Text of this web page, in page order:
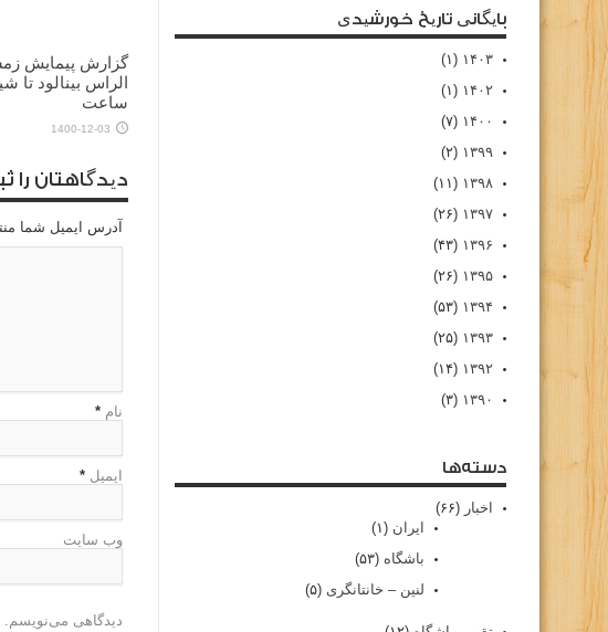
گزارش پیمایش
ساعت
1400-12-03
دیدگاهتان را
آدرس ایمیل شما
نام *
ایمیل *
وب سایت
دیدگاهی می‌نویسم.
بایگانی تاریخ خورشیدی
۱۴۰۳ (۱)
۱۴۰۲ (۱)
۱۴۰۰ (۷)
۱۳۹۹ (۲)
۱۳۹۸ (۱۱)
۱۳۹۷ (۲۶)
۱۳۹۶ (۴۳)
۱۳۹۵ (۲۶)
۱۳۹۴ (۵۳)
۱۳۹۳ (۲۵)
۱۳۹۲ (۱۴)
۱۳۹۰ (۳)
دسته‌ها
اخبار (۶۶)
ایران (۱)
باشگاه (۵۳)
لنین – خانتانگری (۵)